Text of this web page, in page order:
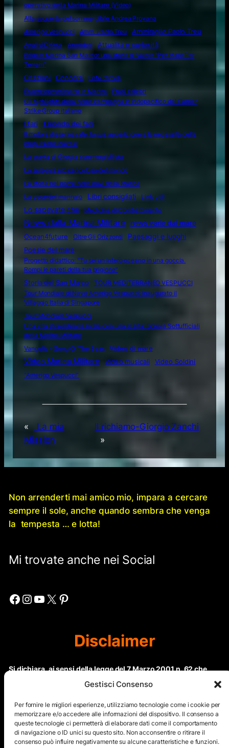
Gestisci Consenso
Per fornire le migliori esperienze, utilizziamo tecnologie come i cookie per
memorizzare e/o accedere alle informazioni del dispositivo. Il consenso a
queste tecnologie ci permetterà di elaborare dati come il comportamento
di navigazione o ID unici su questo sito. Non acconsentire o ritirare il
consenso può influire negativamente su alcune caratteristiche e funzioni.
operativo della Marina Militare (Video)
Alla scoperta del sommergibile Andrea Provana
Amerigo Vespucci
Amm. Paolo Treu
Ammiraglio Paolo Treu
Analisi Difesa
Aneddoti Attualità e curiosità
Brigata Marina San Marco: una storia di Valore "Per Mare Per
Terram"
Citazioni
Concorsi
Ente Circoli
Essere commissario in Marina
Frasi celebri
Gli highlights della prima campagna in Indopacifico del Carrier
Strike Group italiano
I fari
Il mondo dei fari
Il motore diesel navale: la sua apparizione e le necessità della
propulsione navale
La scelta di Giorgia sommergibilista
La spiaggia più pericolosa del mondo
La storia nel nome delle navi della Marina
La voce del marinaio
Libri consigliati Link utili
Lo sapevate che Medicina di Combattimento
News dalla Marina Militare
news varie dal mare
Ocean4future
Oltre Gli Orizzonti
Paesaggi e luoghi
Poesie del mare
Progetto didattico: “Tu sei un intero oceano in una goccia.
Rompi le pareti della tua prigione”
Storia del San Marco
TOUR MEDITERRANEO VESPUCCI
Tour Mondiale di Nave Amerigo Vespucci: inaugurato il
Villaggio Italia di Singapore
Tour Mondiale Vespucci
Una vita straordinaria inizia con una scelta: Scuola Sottufficiali
della Marina Militare
Vangelis – Song Of The Seas
Video di mare
Video Marina Militare Video musicali
Video Soldini
“Amerigo Vespucci”
«
La mia
Mission
Il richiamo-Giorgio Zanchi
»
Non arrenderti mai amico mio, impara a cercare
sempre il sole, anche quando sembra che venga
la tempesta … e lotta!
Mi trovate anche nei Social
Facebook Instagram YouTube X Pinterest
Disclaimer
Si dichiara, ai sensi della legge del 7 Marzo 2001 n. 62 che
questo sito non rientra nella categoria di “Informazione
regolari. Le immagini dei collaboratori detentori del
Copyright © sono riproducibili solo dietro specifica
autorizzazione. Il contenuto del sito, comprensivo di testi e
immagini, eccetto dove espressamente specificato, è